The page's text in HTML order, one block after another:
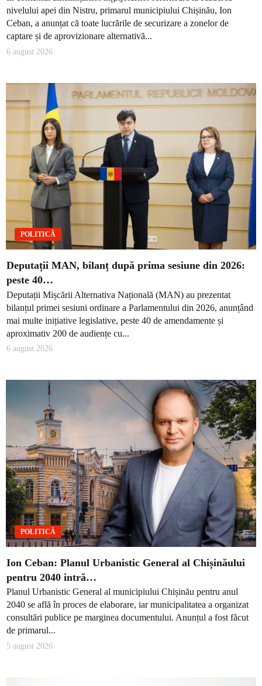
nivelului apei din Nistru, primarul municipiului Chișinău, Ion
Ceban, a anunțat că toate lucrările de securizare a zonelor de
captare și de aprovizionare alternativă...
6 august 2026
POLITICĂ
Deputații MAN, bilanț după prima sesiune din 2026:
peste 40…
Deputații Mișcării Alternativa Națională (MAN) au prezentat
bilanțul primei sesiuni ordinare a Parlamentului din 2026, anunțând
mai multe inițiative legislative, peste 40 de amendamente și
aproximativ 200 de audiențe cu...
6 august 2026
POLITICĂ
Ion Ceban: Planul Urbanistic General al Chișinăului
pentru 2040 intră…
Planul Urbanistic General al municipiului Chișinău pentru anul
2040 se află în proces de elaborare, iar municipalitatea a organizat
consultări publice pe marginea documentului. Anunțul a fost făcut
de primarul...
5 august 2026